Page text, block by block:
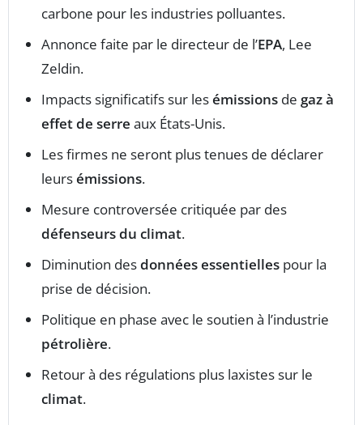
carbone pour les industries polluantes.
Annonce faite par le directeur de l’EPA, Lee
Zeldin.
Impacts significatifs sur lesémissions de gaz à
effet de serre aux États-Unis.
Les firmes ne seront plus tenues de déclarer
leursémissions.
Mesure controversée critiquée par des
défenseurs du climat.
Diminution desdonnées essentielles pour la
prise de décision.
Politique en phase avec le soutien à l’industrie
pétrolière.
Retour à des régulations plus laxistes sur le
climat.